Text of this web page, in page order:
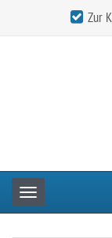
Zur
Toggle navigation